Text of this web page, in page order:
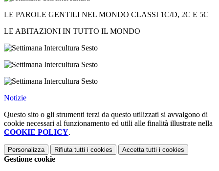
LE PAROLE GENTILI NEL MONDO CLASSI 1C/D, 2C E 5C
LE ABITAZIONI IN TUTTO IL MONDO
Notizie
Questo sito o gli strumenti terzi da questo utilizzati si avvalgono di
cookie necessari al funzionamento ed utili alle finalità illustrate nella
COOKIE POLICY.
Personalizza Rifiuta tutti i cookies Accetta tutti i cookies
Gestione cookie